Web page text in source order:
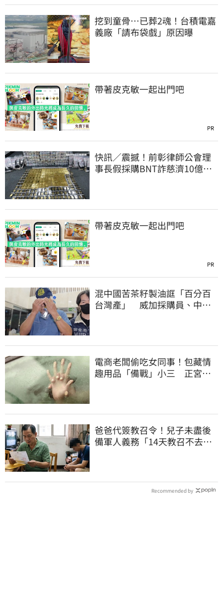
挖到童骨…已葬2魂！台積電嘉
義廠「請布袋戲」原因曝
帶著皮克敏一起出門吧
PR
快訊／震撼！前彰律師公會理
事長假採購BNT詐慈濟10億、
帶著皮克敏一起出門吧
PR
混中國苦茶籽製油誆「百分百
台灣產」 威加採購員、中間
電商老闆偷吃女同事！包藏情
趣用品「備戰」小三 正宮求
爸爸代簽教召令！兒子未盡後
備軍人義務「14天教召不去」
Recommended by